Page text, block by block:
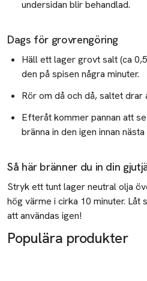
Koreansk hudvård i
Vilket solskydd passar
Så ger Sverige -
undersidan blir behandlad.
Dags för grovrengöring
Häll ett lager grovt salt (ca
den på spisen några minuter.
Rör om då och då, saltet
Efteråt kommer pannan att
bränna in den igen innan nästa
Så här bränner du in din
Stryk ett tunt lager neutral olja
hög värme i cirka 10 minuter.
att användas igen!
Populära produkter